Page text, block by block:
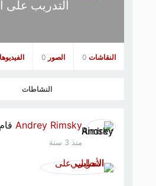
التدريب على
النقاشات 0 الصور 0
النشاطات
Andrey Rimsky
منذ 3 سنة